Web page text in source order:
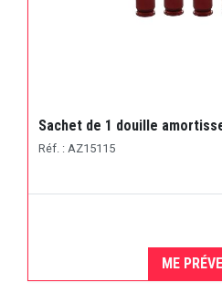
Sachet de 1 douille
Réf. : AZ15115
ME